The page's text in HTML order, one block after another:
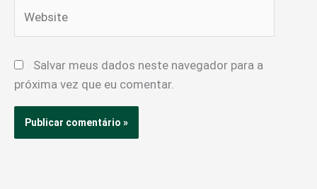
Salvar meus dados neste navegador para a
próxima vez que eu comentar.